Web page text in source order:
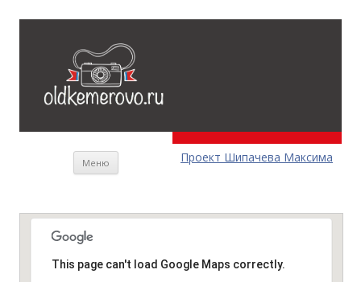
Проект Шипачева Максима
Меню Перейти к содержимому
This page can't load Google Maps correctly.